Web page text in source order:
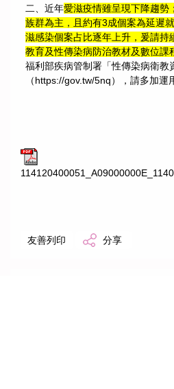
二、近年愛滋疫情雖呈現下降趨勢
族群為主，且約有3成個案為延遲
滋感染個案占比逐年上升，爰請持
教育及性傳染病防治教材及數位課
福利部疾病管制署「性傳染病衛教
（https://gov.tw/5nq），請多加運
友善列印 分享